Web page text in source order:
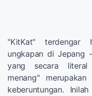
"KitKat" terdengar
ungkapan di Jepang -
yang secara literal
menang"
keberuntungan.